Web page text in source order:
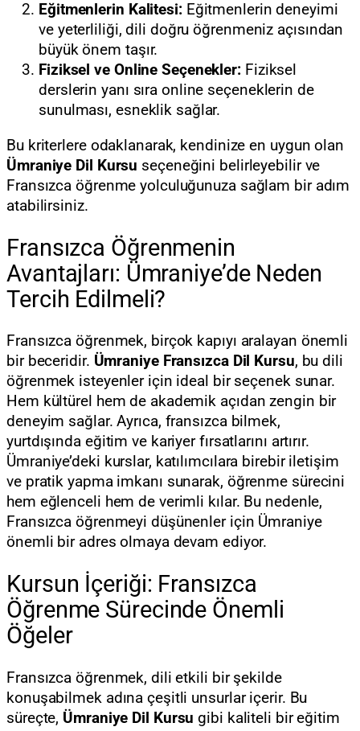
Eğitmenlerin Kalitesi:Eğitmenlerin deneyimi
ve yeterliliği, dili doğru öğrenmeniz açısından
büyük önem taşır.
Fiziksel ve Online Seçenekler: Fiziksel
derslerin yanı sıra online seçeneklerin de
sunulması, esneklik sağlar.
Bu kriterlere odaklanarak, kendinize en uygun olan
Ümraniye Dil Kursu seçeneğini belirleyebilir ve
Fransızca öğrenme yolculuğunuza sağlam bir adım
atabilirsiniz.
Fransızca Öğrenmenin
Avantajları: Ümraniye’de Neden
Tercih Edilmeli?
Fransızca öğrenmek, birçok kapıyı aralayan önemli
bir beceridir. Ümraniye Fransızca Dil Kursu, bu dili
öğrenmek isteyenler için ideal bir seçenek sunar.
Hem kültürel hem de akademik açıdan zengin bir
deneyim sağlar. Ayrıca, fransızca bilmek,
yurtdışında eğitim ve kariyer fırsatlarını artırır.
Ümraniye’deki kurslar, katılımcılara birebir iletişim
ve pratik yapma imkanı sunarak, öğrenme sürecini
hem eğlenceli hem de verimli kılar. Bu nedenle,
Fransızca öğrenmeyi düşünenler için Ümraniye
önemli bir adres olmaya devam ediyor.
Kursun İçeriği: Fransızca
Öğrenme Sürecinde Önemli
Öğeler
Fransızca öğrenmek, dili etkili bir şekilde
konuşabilmek adına çeşitli unsurlar içerir. Bu
süreçte, Ümraniye Dil Kursu gibi kaliteli bir eğitim